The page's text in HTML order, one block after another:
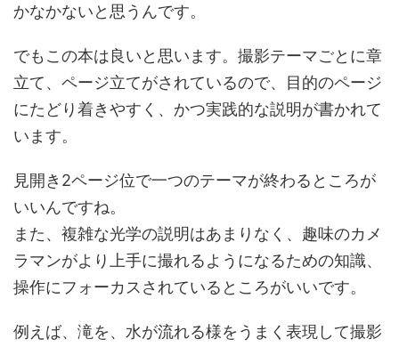
かなかないと思うんです。
でもこの本は良いと思います。撮影テーマごとに章
立て、ページ立てがされているので、目的のページ
にたどり着きやすく、かつ実践的な説明が書かれて
います。
見開き2ページ位で一つのテーマが終わるところが
いいんですね。
また、複雑な光学の説明はあまりなく、趣味のカメ
ラマンがより上手に撮れるようになるための知識、
操作にフォーカスされているところがいいです。
例えば、滝を、水が流れる様をうまく表現して撮影